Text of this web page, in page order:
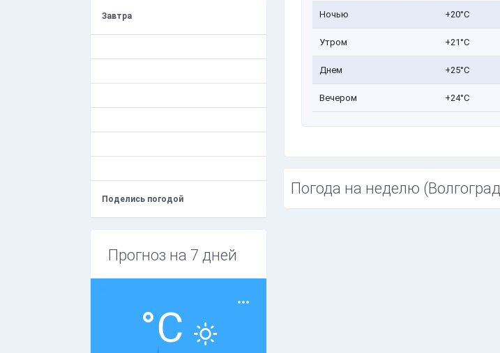
Завтра
Поделись погодой
Прогноз на 7 дней
°C
Ночью +20°C
Утром +21°C
Днем +25°C
Вечером +24°C
Погода на неделю